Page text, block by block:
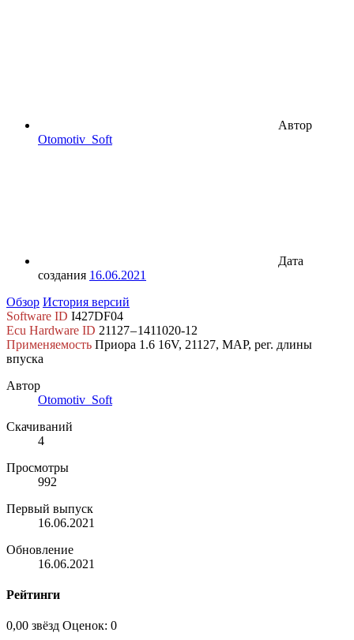
Автор
Otomotiv_Soft
Дата
создания 16.06.2021
Обзор История версий
Software ID I427DF04
Ecu Hardware ID 21127 – 1411020-12
Применяемость Приора 1.6 16V, 21127, MAP, рег. длины
впуска
Автор
Otomotiv_Soft
Скачиваний
4
Просмотры
992
Первый выпуск
16.06.2021
Обновление
16.06.2021
Рейтинги
0,00 звёзд Оценок: 0